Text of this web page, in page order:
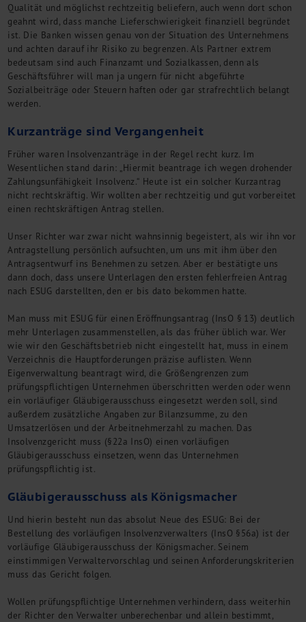
Qualität und möglichst rechtzeitig beliefern, auch wenn dort schon
geahnt wird, dass manche Lieferschwierigkeit finanziell begründet
ist. Die Banken wissen genau von der Situation des Unternehmens
und achten darauf ihr Risiko zu begrenzen. Als Partner extrem
bedeutsam sind auch Finanzamt und Sozialkassen, denn als
Geschäftsführer will man ja ungern für nicht abgeführte
Sozialbeiträge oder Steuern haften oder gar strafrechtlich belangt
werden.
Kurzanträge sind Vergangenheit
Früher waren Insolvenzanträge in der Regel recht kurz. Im
Wesentlichen stand darin: „Hiermit beantrage ich wegen drohender
Zahlungsunfähigkeit Insolvenz.“ Heute ist ein solcher Kurzantrag
nicht rechtskräftig. Wir wollten aber rechtzeitig und gut vorbereitet
einen rechtskräftigen Antrag stellen.
Unser Richter war zwar nicht wahnsinnig begeistert, als wir ihn vor
Antragstellung persönlich aufsuchten, um uns mit ihm über den
Antragsentwurf ins Benehmen zu setzen. Aber er bestätigte uns
dann doch, dass unsere Unterlagen den ersten fehlerfreien Antrag
nach ESUG darstellten, den er bis dato bekommen hatte.
Man muss mit ESUG für einen Eröffnungsantrag (InsO § 13) deutlich
mehr Unterlagen zusammenstellen, als das früher üblich war. Wer
wie wir den Geschäftsbetrieb nicht eingestellt hat, muss in einem
Verzeichnis die Hauptforderungen präzise auflisten. Wenn
Eigenverwaltung beantragt wird, die Größengrenzen zum
prüfungspflichtigen Unternehmen überschritten werden oder wenn
ein vorläufiger Gläubigerausschuss eingesetzt werden soll, sind
außerdem zusätzliche Angaben zur Bilanzsumme, zu den
Umsatzerlösen und der Arbeitnehmerzahl zu machen. Das
Insolvenzgericht muss (§22a InsO) einen vorläufigen
Gläubigerausschuss einsetzen, wenn das Unternehmen
prüfungspflichtig ist.
Gläubigerausschuss als Königsmacher
Und hierin besteht nun das absolut Neue des ESUG: Bei der
Bestellung des vorläufigen Insolvenzverwalters (InsO §56a) ist der
vorläufige Gläubigerausschuss der Königsmacher. Seinem
einstimmigen Verwaltervorschlag und seinen Anforderungskriterien
muss das Gericht folgen.
Wollen prüfungspflichtige Unternehmen verhindern, dass weiterhin
der Richter den Verwalter unberechenbar und allein bestimmt,